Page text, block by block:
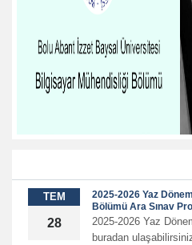
TEM
28
2025-2026 Yaz
Bölümü Ara Sınav
2025-2026 Yaz
buradan